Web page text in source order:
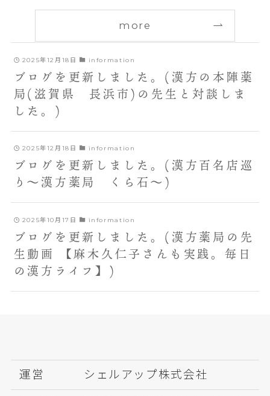
more
2025年12月18日 information
ブログを更新しました。(漢方の本陣薬
局(滋賀県 長浜市)の先生と対談しま
した。)
2025年12月18日 information
ブログを更新しました。(漢方百名店巡
り～漢方薬局 くら石～)
2025年10月17日 information
ブログを更新しました。(漢方薬局の先
生動画 【麻木久仁子さんも実践。毎日
の漢方ライフ】)
運営 シェルアップ株式会社